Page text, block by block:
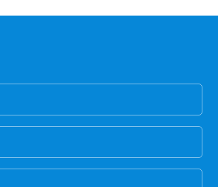
规就应该卷得整齐，这样的保护膜没
强度差。
一般都比较次，而且由于膜厚，实际
好的保护膜所选用的薄膜都比较柔